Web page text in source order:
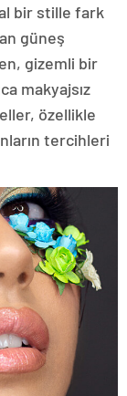
bir stille fark
güneş
gizemli bir
makyajsız
özellikle
tercihleri